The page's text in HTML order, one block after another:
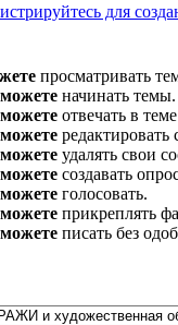
для
просматривать
начинать темы.
отвечать в
удалять свои
создавать
голосовать.
прикреплять
писать без